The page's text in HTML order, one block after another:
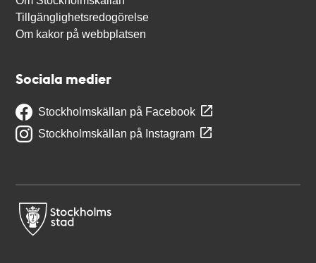
Tillgänglighetsredogörelse
Om kakor på webbplatsen
Sociala medier
Stockholmskällan på Facebook
Stockholmskällan på Instagram